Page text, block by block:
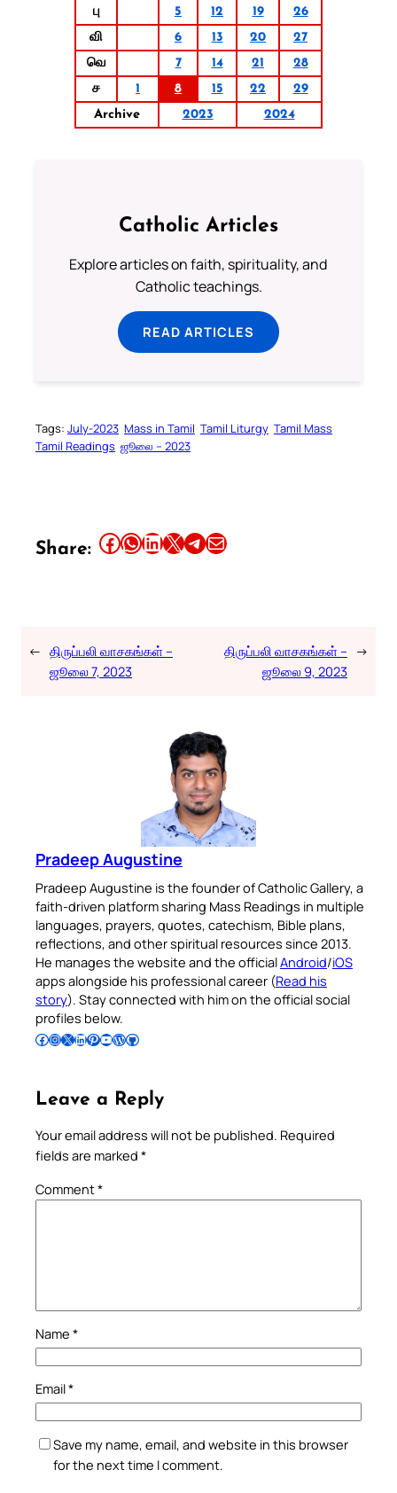
பு
5 12 19
26
வி
6 13 20
27
வெ
7 14 21
28
ச
1 8 15 22
29
Archive
2023 2024
Catholic Articles
Explore articles on faith, spirituality, and
Catholic teachings.
READ ARTICLES
Tags: July-2023 Mass in Tamil Tamil Liturgy Tamil Mass
Tamil Readings ஜூலை – 2023
Share: Share this article on Facebook Share this article on WhatsApp Share this article on LinkedIn Share this article on X Share this article on TelegramEmail this Article
← திருப்பலி வாசகங்கள் –
ஜூலை 7, 2023
திருப்பலி வாசகங்கள் –
ஜூலை 9, 2023
→
Pradeep Augustine
Pradeep Augustine is the founder of Catholic Gallery, a
faith-driven platform sharing Mass Readings in multiple
languages, prayers, quotes, catechism, Bible plans,
reflections, and other spiritual resources since 2013.
He manages the website and the officialAndroid/iOS
apps alongside his professional career (Read his
story). Stay connected with him on the official social
profiles below.
Follow Pradeep on Facebook Follow Pradeep on InstagramFollow Pradeep on X Follow Pradeep on LinkedIn Follow Pradeep on Pinterest Subscribe to Pradeep’s Youtube Channel Follow Pradeep on WordPress Follow Pradeep on GitHub
Leave a Reply
Your email address will not be published. Required
fields are marked *
Comment*
Name *
Email*
Save my name, email, and website in this browser
for the next time I comment.